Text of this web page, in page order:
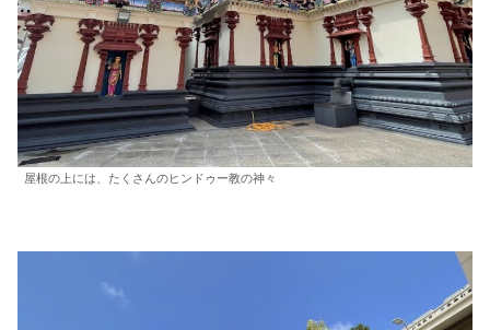
屋根の上には、たくさんのヒンドゥー教の神々